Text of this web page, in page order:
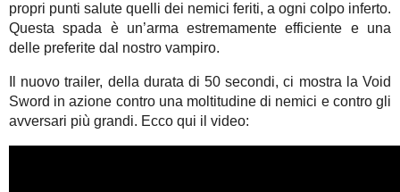
propri punti salute quelli dei nemici feriti, a ogni colpo inferto.
Questa spada è un’arma estremamente efficiente e una
delle preferite dal nostro vampiro.
Il nuovo trailer, della durata di 50 secondi, ci mostra la Void
Sword in azione contro una moltitudine di nemici e contro gli
avversari più grandi. Ecco qui il video: